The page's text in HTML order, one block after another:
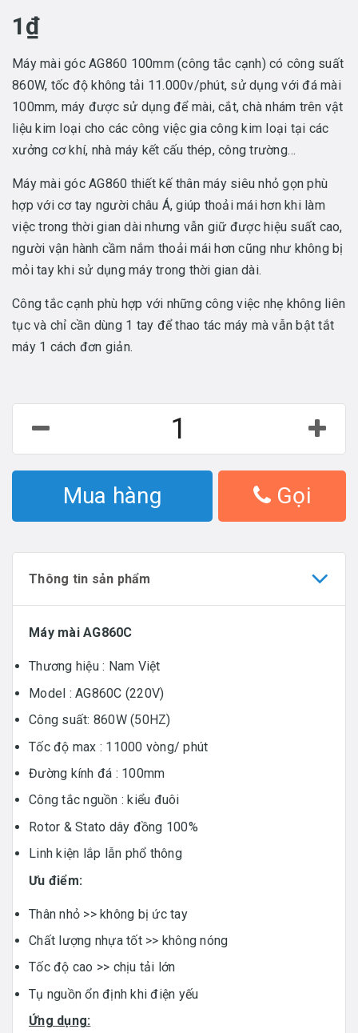
1₫
Máy mài góc AG860 100mm (công tắc cạnh) có công suất
860W, tốc độ không tải 11.000v/phút, sử dụng với đá mài
100mm, máy được sử dụng để mài, cắt, chà nhám trên vật
liệu kim loại cho các công việc gia công kim loại tại các
xưởng cơ khí, nhà máy kết cấu thép, công trường…
Máy mài góc AG860 thiết kế thân máy siêu nhỏ gọn phù
hợp với cơ tay người châu Á, giúp thoải mái hơn khi làm
việc trong thời gian dài nhưng vẫn giữ được hiệu suất cao,
người vận hành cầm nắm thoải mái hơn cũng như không bị
mỏi tay khi sử dụng máy trong thời gian dài.
Công tắc cạnh phù hợp với những công việc nhẹ không liên
tục và chỉ cần dùng 1 tay để thao tác máy mà vẫn bật tắt
máy 1 cách đơn giản.
Mua hàng Gọi
Thông tin sản phẩm
Máy mài AG860C
Thương hiệu : Nam Việt
Model : AG860C (220V)
Công suất: 860W (50HZ)
Tốc độ max : 11000 vòng/ phút
Đường kính đá : 100mm
Công tắc nguồn : kiểu đuôi
Rotor & Stato dây đồng 100%
Linh kiện lắp lẫn phổ thông
Ưu điểm:
Thân nhỏ >> không bị ức tay
Chất lượng nhựa tốt >> không nóng
Tốc độ cao >> chịu tải lớn
Tụ nguồn ổn định khi điện yếu
Ứng dụng: